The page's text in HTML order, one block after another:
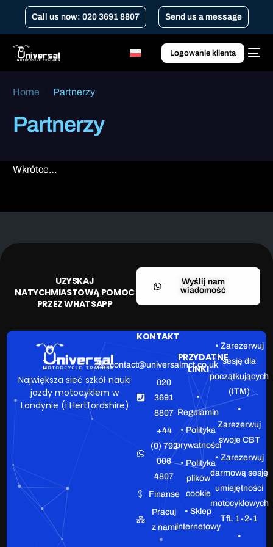
Call us now: 020 3691 8807 Send us a message
Logowanie klienta
Home Partnerzy
Partnerzy
Wkrótce…
UZYSKAJ
NATYCHMIASTOWĄ POMOC
PRZEZ WHATSAPP
Wyślij nam
wiadomość
Największa sieć szkół nauki
jazdy motocyklem w
Londynie (i Hertfordshire)
KONTAKT
contact@universalmct.co.uk
020
3691
8807
+44
(0) 792
006
4807
Finanse
Pracuj
z nami
PRZYDATNE
LINKI
•
Regulamin
• Polityka
prywatności
• Polityka
plików
cookie
• Sklep
internetowy
• Zarezerwuj
sesję dla
początkujących
(ITM)
•
Zarezerwuj
swoje CBT
• Zarezerwuj
darmową sesję
umiejętności
motocyklowych
TfL 1-2-1
•